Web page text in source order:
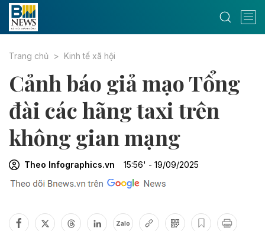
Trang chủ Kinh tế xã hội
Cảnh báo giả mạo Tổng
đài các hãng taxi trên
không gian mạng
Theo Infographics.vn 15:56' - 19/09/2025
Zalo